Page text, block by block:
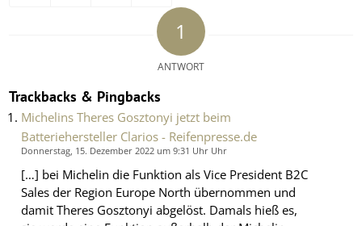
1
ANTWORT
Trackbacks & Pingbacks
Michelins Theres Gosztonyi jetzt beim
Batteriehersteller Clarios - Reifenpresse.de
Donnerstag, 15. Dezember 2022 um 9:31 Uhr Uhr
[…] bei Michelin die Funktion als Vice President B2C
Sales der Region Europe North übernommen und
damit Theres Gosztonyi abgelöst. Damals hieß es,